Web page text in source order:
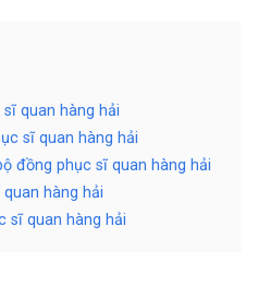
quan hàng hải
sĩ quan hàng hải
đồng phục sĩ quan hàng hải
hàng hải
sĩ quan hàng hải